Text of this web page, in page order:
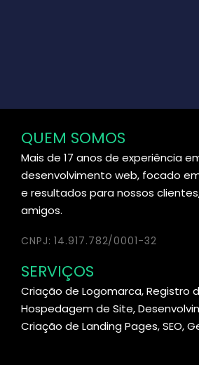
QUEM SOMOS
Mais de 17 anos de experiência
desenvolvimento web, focado
e resultados para nossos
amigos.
CNPJ: 14.917.782/0001-32
SERVIÇOS
Criação de Logomarca, Registro
Hospedagem de Site,
Criação de Landing Pages, SEO,